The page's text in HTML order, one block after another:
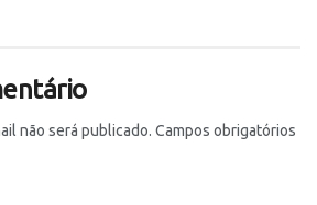
não será publicado. Campos obrigatórios